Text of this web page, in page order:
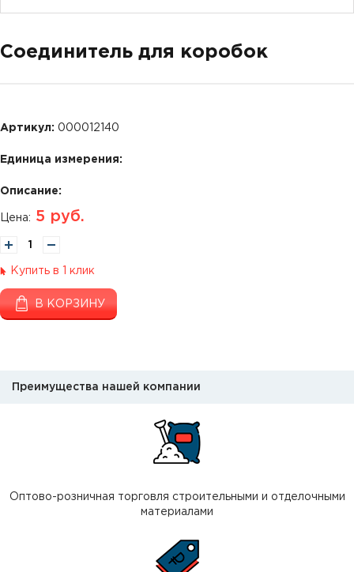
Соединитель для коробок
Артикул: 000012140
Единица измерения:
Описание:
Цена: 5 руб.
Купить в 1 клик
В КОРЗИНУ
Преимущества нашей компании
Оптово-розничная торговля строительными и отделочными
материалами